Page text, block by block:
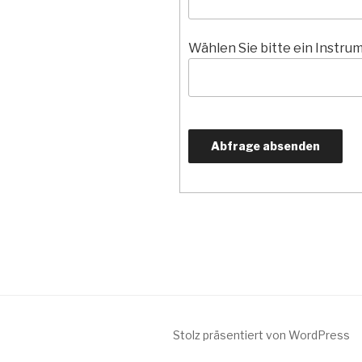
Wählen Sie bitte ein
Stolz präsentiert von WordPress